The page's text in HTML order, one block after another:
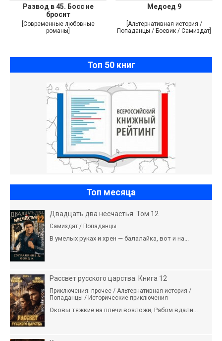
Развод в 45. Босс не
бросит
[Современные любовные
романы]
Медоед 9
[Альтернативная история /
Попаданцы / Боевик / Самиздат]
Топ 50 книг
Топ месяца
Двадцать два несчастья. Том 12
Самиздат / Попаданцы
В умелых руках и хрен — балалайка, вот и на...
Рассвет русского царства. Книга 12
Приключения: прочее / Альтернативная история /
Попаданцы / Исторические приключения
Оковы тяжкие на плечи возложи, Рабом вдали...